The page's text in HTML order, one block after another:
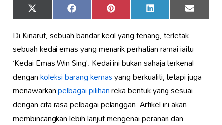
Share
on
X
(Twitter)
Share
on
Facebook Share
on
Pinterest Share
on
LinkedIn Share
on
Email
Di Kinarut, sebuah bandar kecil yang tenang, terletak
sebuah kedai emas yang menarik perhatian ramai iaitu
‘Kedai Emas Win Sing’. Kedai ini bukan sahaja terkenal
dengankoleksi barang kemasyang berkualiti, tetapi juga
menawarkanpelbagai pilihanreka bentuk yang sesuai
dengan cita rasa pelbagai pelanggan. Artikel ini akan
membincangkan lebih lanjut mengenai peranan dan